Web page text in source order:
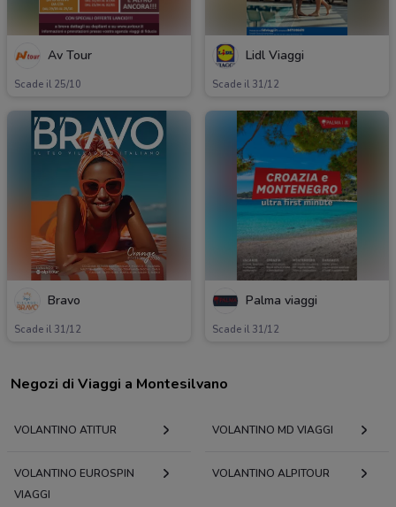
Av Tour
Scade il 25/10
Lidl Viaggi
Scade il 31/12
Bravo
Scade il 31/12
Palma viaggi
Scade il 31/12
Negozi di Viaggi a Montesilvano
VOLANTINO ATITUR VOLANTINO MD VIAGGI
VOLANTINO EUROSPIN
VIAGGI
VOLANTINO ALPITOUR